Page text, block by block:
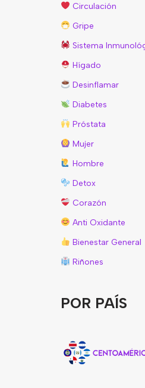
Circulación
Gripe
Sistema
Hígado
Desinflamar
Diabetes
Próstata
Mujer
Hombre
Detox
Corazón
Anti Oxidante
Bienestar General
Riñones
POR PAÍS